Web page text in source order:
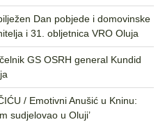
Dan pobjede i domovinske
i 31. obljetnica VRO Oluja
GS OSRH general Kundid
/ Emotivni Anušić u Kninu:
sudjelovao u Oluji’